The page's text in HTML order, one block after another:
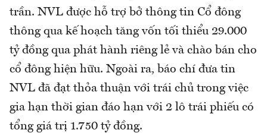
trần. NVL được hỗ trợ bở thông tin Cổ đông
thông qua kế hoạch tăng vốn tối thiểu 29.000
tỷ đồng qua phát hành riêng lẻ và chào bán cho
cổ đông hiện hữu. Ngoài ra, báo chí đưa tin
NVL đã đạt thỏa thuận với trái chủ trong việc
gia hạn thời gian đáo hạn với 2 lô trái phiếu có
tổng giá trị 1.750 tỷ đồng.